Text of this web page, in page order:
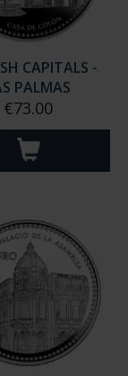
CAPITALS -
PALMAS
€73.00